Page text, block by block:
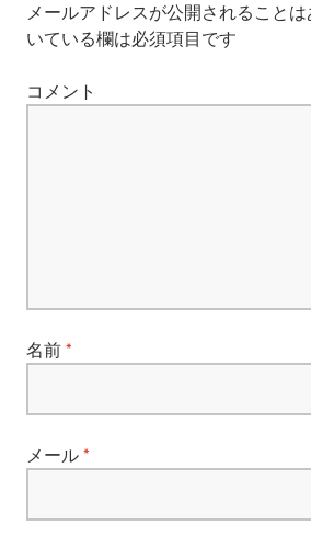
ビ
ゲ
メールアドレスが公開されることは
いている欄は必須項目です
コメント
名前 *
メール *